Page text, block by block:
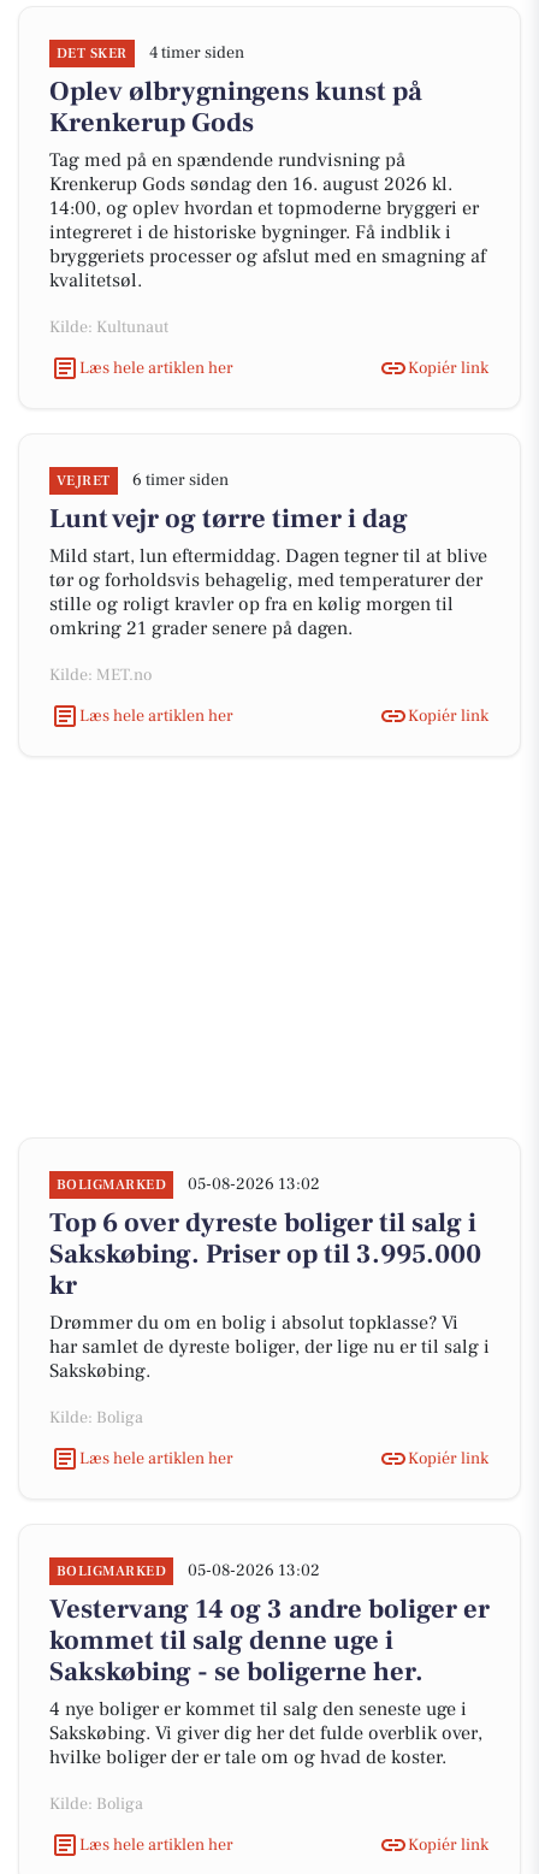
DET SKER 4 timer siden
Oplev ølbrygningens kunst på
Krenkerup Gods
Tag med på en spændende rundvisning på
Krenkerup Gods søndag den 16. august 2026 kl.
14:00, og oplev hvordan et topmoderne bryggeri er
integreret i de historiske bygninger. Få indblik i
bryggeriets processer og afslut med en smagning af
kvalitetsøl.
Kilde: Kultunaut
Læs hele artiklen her
Kopiér link
VEJRET 6 timer siden
Lunt vejr og tørre timer i dag
Mild start, lun eftermiddag. Dagen tegner til at blive
tør og forholdsvis behagelig, med temperaturer der
stille og roligt kravler op fra en kølig morgen til
omkring 21 grader senere på dagen.
Kilde: MET.no
Læs hele artiklen her
Kopiér link
BOLIGMARKED 05-08-2026 13:02
Top 6 over dyreste boliger til salg i
Sakskøbing. Priser op til 3.995.000
kr
Drømmer du om en bolig i absolut topklasse? Vi
har samlet de dyreste boliger, der lige nu er til salg i
Sakskøbing.
Kilde: Boliga
Læs hele artiklen her
Kopiér link
BOLIGMARKED 05-08-2026 13:02
Vestervang 14 og 3 andre boliger er
kommet til salg denne uge i
Sakskøbing - se boligerne her.
4 nye boliger er kommet til salg den seneste uge i
Sakskøbing. Vi giver dig her det fulde overblik over,
hvilke boliger der er tale om og hvad de koster.
Kilde: Boliga
Læs hele artiklen her
Kopiér link